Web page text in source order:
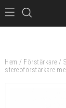
Hem / Förstärkare /
stereoförstärkare